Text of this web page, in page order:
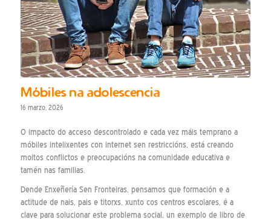
Móbiles na adolescencia
16 marzo, 2026
O impacto do acceso descontrolado e cada vez máis temprano a
móbiles intelixentes con internet sen restriccións, está creando
moitos conflictos e preocupacións na comunidade educativa e
tamén nas familias.
Dende Enxeñería Sen Fronteiras, pensamos que formación e a
actitude de nais, pais e titorxs, xunto cos centros escolares, é a
clave para solucionar este problema social, un exemplo de libro de